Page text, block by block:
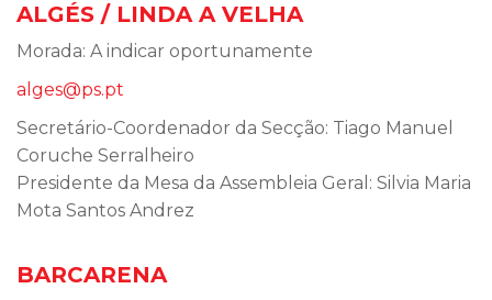
ALGÉS / LINDA A VELHA
Morada: A indicar oportunamente
alges@ps.pt
Secretário-Coordenador da Secção: Tiago Manuel
Coruche Serralheiro
Presidente da Mesa da Assembleia Geral: Silvia Maria
Mota Santos Andrez
BARCARENA